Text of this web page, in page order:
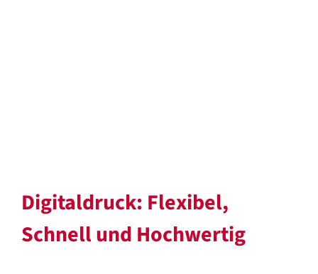
Digitaldruck: Flexibel,
Schnell und Hochwertig